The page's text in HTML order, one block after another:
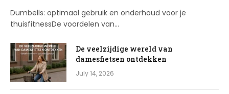
Dumbells: optimaal gebruik en onderhoud voor je
thuisfitnessDe voordelen van…
De veelzijdige wereld van
damesfietsen ontdekken
July 14, 2026